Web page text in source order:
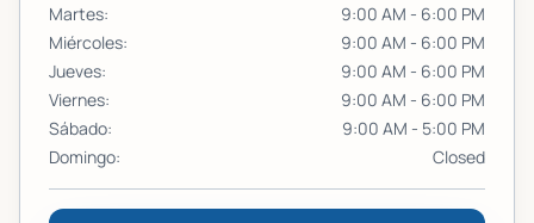
Martes:
9:00 AM - 6:00 PM
Miércoles:
9:00 AM - 6:00 PM
Jueves:
9:00 AM - 6:00 PM
Viernes:
9:00 AM - 6:00 PM
Sábado:
9:00 AM - 5:00 PM
Domingo: Closed